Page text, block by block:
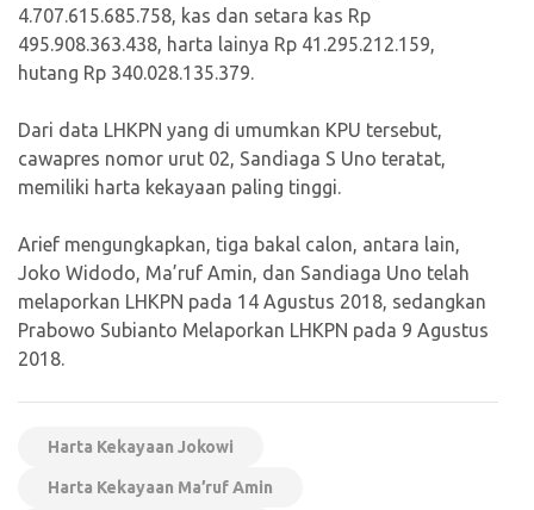
4.707.615.685.758, kas dan setara kas Rp
495.908.363.438, harta lainya Rp 41.295.212.159,
hutang Rp 340.028.135.379.
Dari data LHKPN yang di umumkan KPU tersebut,
cawapres nomor urut 02, Sandiaga S Uno teratat,
memiliki harta kekayaan paling tinggi.
Arief mengungkapkan, tiga bakal calon, antara lain,
Joko Widodo, Ma’ruf Amin, dan Sandiaga Uno telah
melaporkan LHKPN pada 14 Agustus 2018, sedangkan
Prabowo Subianto Melaporkan LHKPN pada 9 Agustus
2018.
Harta Kekayaan Jokowi
Harta Kekayaan Ma’ruf Amin